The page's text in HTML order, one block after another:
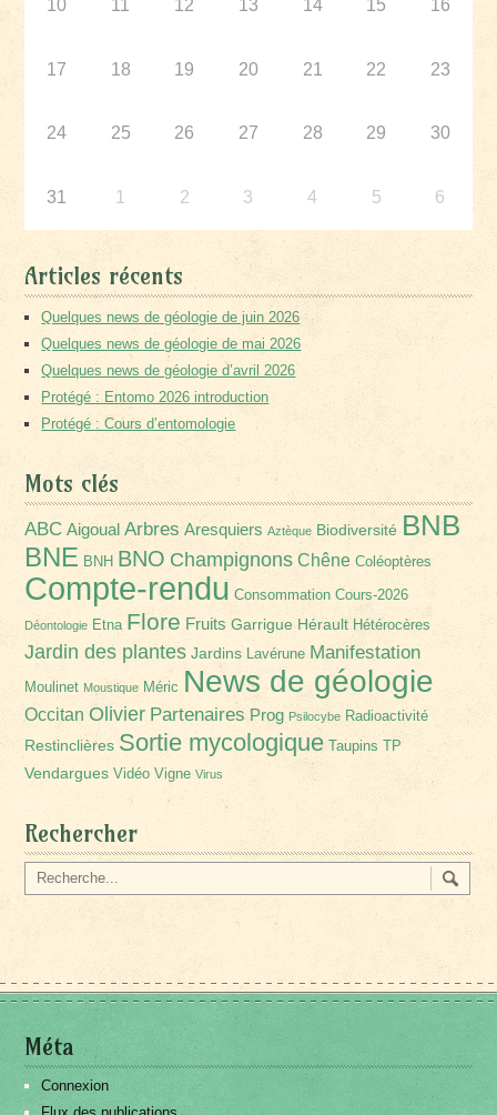
10 11 12 13 14 15 16
17 18 19 20 21 22 23
24 25 26 27 28 29 30
31 1 2 3 4 5 6
Articles récents
Quelques news de géologie de juin 2026
Quelques news de géologie de mai 2026
Quelques news de géologie d’avril 2026
Protégé : Entomo 2026 introduction
Protégé : Cours d’entomologie
Mots clés
ABC Aigoual Arbres Aresquiers Aztèque Biodiversité BNB
BNE BNH BNO Champignons Chêne Coléoptères
Compte-rendu Consommation Cours-2026
Déontologie Etna Flore Fruits Garrigue Hérault Hétérocères
Jardin des plantes Jardins Lavérune Manifestation
Moulinet Moustique Méric News de géologie
Occitan Olivier Partenaires Prog Psilocybe Radioactivité
Restinclières Sortie mycologique Taupins TP
Vendargues Vidéo Vigne Virus
Rechercher
Méta
Connexion